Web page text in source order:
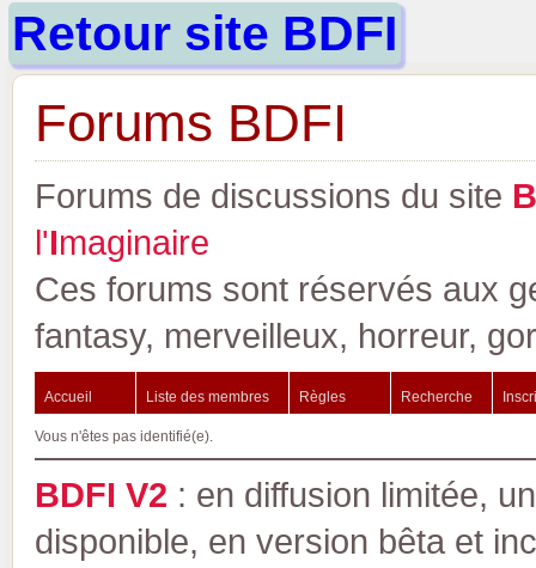
Retour site BDFI
Forums BDFI
Forums de discussions du site B
l'Imaginaire
Ces forums sont réservés aux
fantasy, merveilleux, horreur,
Accueil Liste des membres Règles Recherche
Vous n'êtes pas identifié(e).
BDFI V2 : en diffusion limitée,
disponible, en version bêta et